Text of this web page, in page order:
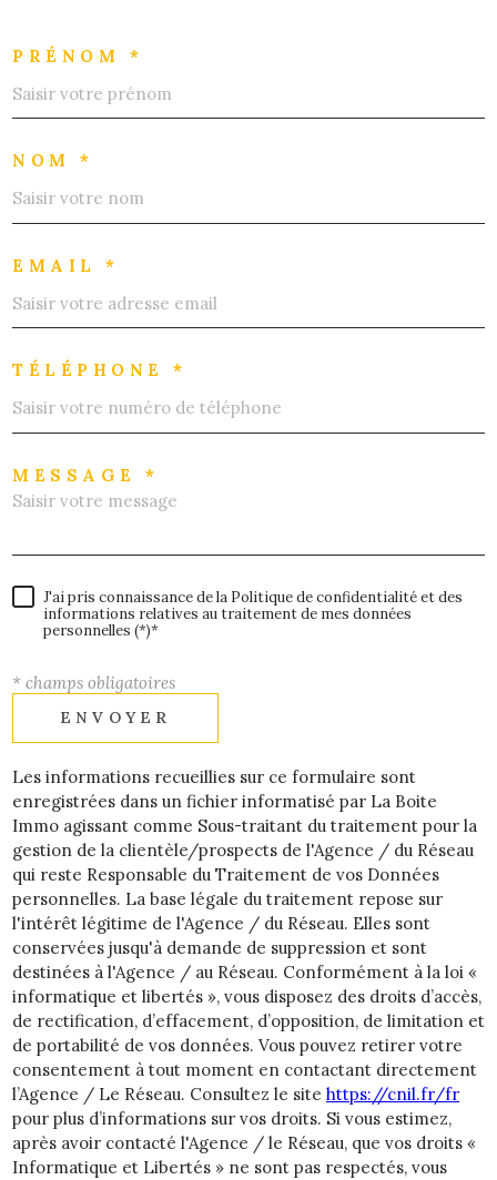
PRÉNOM *
NOM *
EMAIL *
TÉLÉPHONE *
MESSAGE *
J'ai pris connaissance de la Politique de confidentialité et des
informations relatives au traitement de mes données
personnelles (*)*
* champs obligatoires
ENVOYER
Les informations recueillies sur ce formulaire sont
enregistrées dans un fichier informatisé par La Boite
Immo agissant comme Sous-traitant du traitement pour la
gestion de la clientèle/prospects de l'Agence / du Réseau
qui reste Responsable du Traitement de vos Données
personnelles. La base légale du traitement repose sur
l'intérêt légitime de l'Agence / du Réseau. Elles sont
conservées jusqu'à demande de suppression et sont
destinées à l'Agence / au Réseau. Conformément à la loi «
informatique et libertés », vous disposez des droits d’accès,
de rectification, d’effacement, d’opposition, de limitation et
de portabilité de vos données. Vous pouvez retirer votre
consentement à tout moment en contactant directement
l’Agence / Le Réseau. Consultez le site https://cnil.fr/fr
pour plus d’informations sur vos droits. Si vous estimez,
après avoir contacté l'Agence / le Réseau, que vos droits «
Informatique et Libertés » ne sont pas respectés, vous